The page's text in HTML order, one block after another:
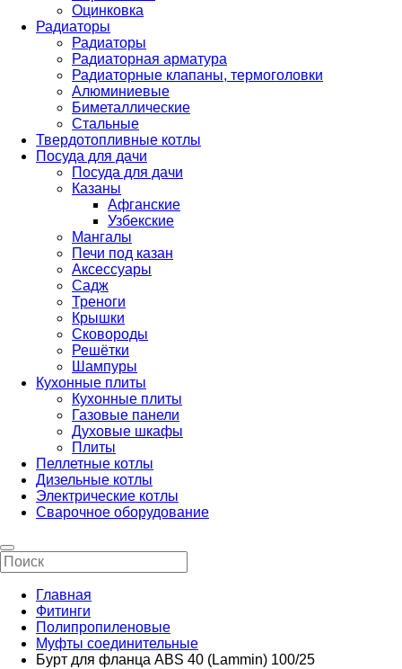
Оцинковка
Радиаторы
Радиаторы
Радиаторная арматура
Радиаторные клапаны, термоголовки
Алюминиевые
Биметаллические
Стальные
Твердотопливные котлы
Посуда для дачи
Посуда для дачи
Казаны
Афганские
Узбекские
Мангалы
Печи под казан
Аксессуары
Садж
Треноги
Крышки
Сковороды
Решётки
Шампуры
Кухонные плиты
Кухонные плиты
Газовые панели
Духовые шкафы
Плиты
Пеллетные котлы
Дизельные котлы
Электрические котлы
Сварочное оборудование
Главная
Фитинги
Полипропиленовые
Муфты соединительные
Бурт для фланца ABS 40 (Lammin) 100/25